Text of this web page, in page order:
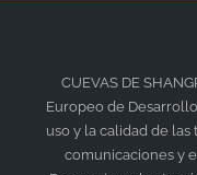
CUEVAS DE
Europeo de
uso y la calidad de
comunicaciones y